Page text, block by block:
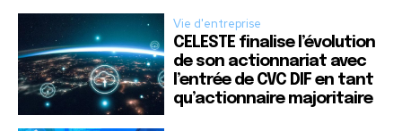
Vie d'entreprise
CELESTE finalise l’évolution
de son actionnariat avec
l’entrée de CVC DIF en tant
qu’actionnaire majoritaire